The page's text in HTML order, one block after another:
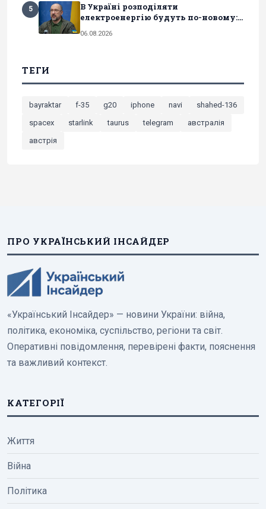
5
В Україні розподіляти
електроенергію будуть по-новому:...
06.08.2026
ТЕГИ
bayraktar f-35 g20 iphone navi
shahed-136
spacex
starlink taurus telegram
австралія
австрія
ПРО УКРАЇНСЬКИЙ ІНСАЙДЕР
«Український Інсайдер» — новини України: війна,
політика, економіка, суспільство, регіони та світ.
Оперативні повідомлення, перевірені факти, пояснення
та важливий контекст.
КАТЕГОРІЇ
Життя
Війна
Політика